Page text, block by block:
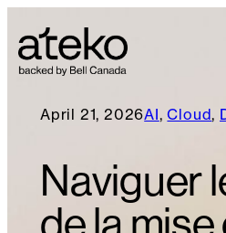
April 21, 2026AI, Cloud,
Naviguer